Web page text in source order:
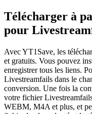
Télécharger à
pour
Avec YT1Save, les
et gratuits. Vous pouvez
enregistrer tous les liens.
Livestreamfails dans le
conversion. Une fois la
votre fichier
WEBM, M4A et plus, et